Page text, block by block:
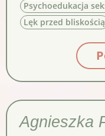
Psychoedukacja
Lęk przed bliskością
Agnieszka